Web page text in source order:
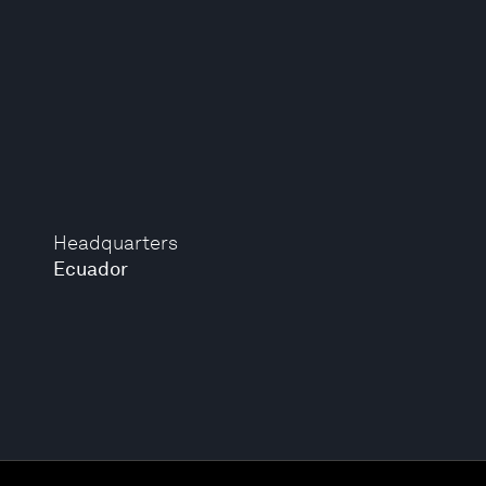
Headquarters
Ecuador